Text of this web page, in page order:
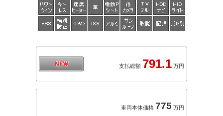
支払総額 791.1 万円
車両本体価格 775 万円